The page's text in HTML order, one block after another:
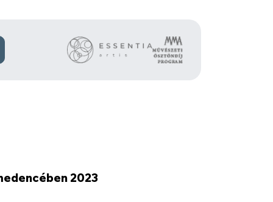
2023